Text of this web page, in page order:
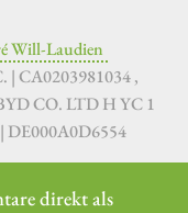
Will-Laudien
CA0203981034 ,
CO. LTD H YC 1
DE000A0D6554
direkt als